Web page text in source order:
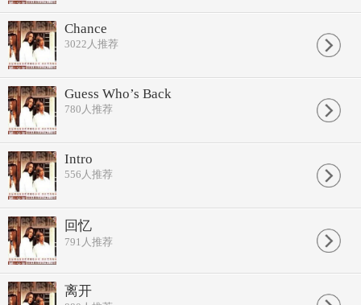
Chance
3022 人推荐
Guess Who’s Back
780 人推荐
Intro
556 人推荐
回忆
791 人推荐
离开